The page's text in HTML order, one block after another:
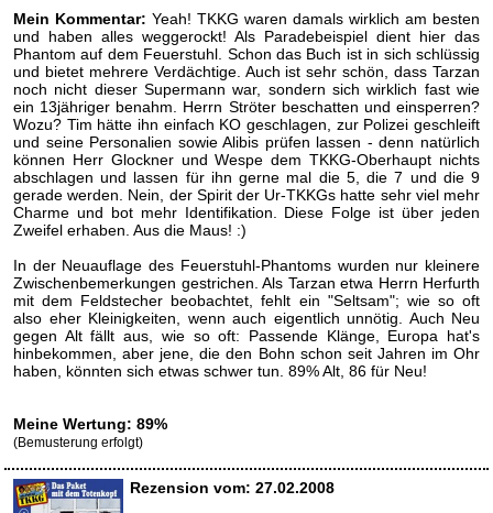
Mein Kommentar: Yeah! TKKG waren damals wirklich am besten
und haben alles weggerockt! Als Paradebeispiel dient hier das
Phantom auf dem Feuerstuhl. Schon das Buch ist in sich schlüssig
und bietet mehrere Verdächtige. Auch ist sehr schön, dass Tarzan
noch nicht dieser Supermann war, sondern sich wirklich fast wie
ein 13jähriger benahm. Herrn Ströter beschatten und einsperren?
Wozu? Tim hätte ihn einfach KO geschlagen, zur Polizei geschleift
und seine Personalien sowie Alibis prüfen lassen - denn natürlich
können Herr Glockner und Wespe dem TKKG-Oberhaupt nichts
abschlagen und lassen für ihn gerne mal die 5, die 7 und die 9
gerade werden. Nein, der Spirit der Ur-TKKGs hatte sehr viel mehr
Charme und bot mehr Identifikation. Diese Folge ist über jeden
Zweifel erhaben. Aus die Maus! :)
In der Neuauflage des Feuerstuhl-Phantoms wurden nur kleinere
Zwischenbemerkungen gestrichen. Als Tarzan etwa Herrn Herfurth
mit dem Feldstecher beobachtet, fehlt ein "Seltsam"; wie so oft
also eher Kleinigkeiten, wenn auch eigentlich unnötig. Auch Neu
gegen Alt fällt aus, wie so oft: Passende Klänge, Europa hat's
hinbekommen, aber jene, die den Bohn schon seit Jahren im Ohr
haben, könnten sich etwas schwer tun. 89% Alt, 86 für Neu!
Meine Wertung: 89%
(Bemusterung erfolgt)
Rezension vom: 27.02.2008